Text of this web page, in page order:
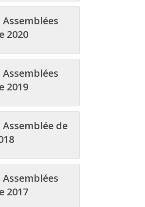
Assemblées
2020
Assemblées
2019
Assemblée de
Assemblées
2017